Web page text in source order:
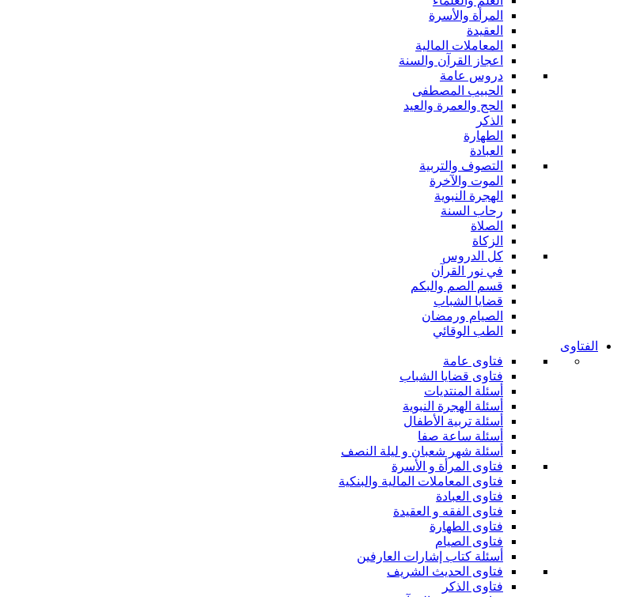
المرأة والأسرة
العقيدة
المعاملات المالية
اعجاز القرآن والسنة
دروس عامة
الحبيب المصطفى
الحج والعمرة والعيد
الذكر
الطهارة
العبادة
التصوف والتربية
الموت والآخرة
الهجرة النبوية
رحاب السنة
الصلاة
الزكاة
كل الدروس
في نور القرآن
قسم الصم والبكم
قضايا الشباب
الصيام ورمضان
الطب الوقائي
الفتاوى
فتاوى عامة
فتاوى قضايا الشباب
أسئلة المنتديات
أسئلة الهجرة النبوية
أسئلة تربية الأطفال
أسئلة ساعة صفا
أسئلة شهر شعبان و ليلة النصف
فتاوى المرأة و الأسرة
فتاوى المعاملات المالية والبنكية
فتاوى العبادة
فتاوى الفقه و العقيدة
فتاوى الطهارة
فتاوى الصيام
أسئلة كتاب إشارات العارفين
فتاوى الحديث الشريف
فتاوى الذكر